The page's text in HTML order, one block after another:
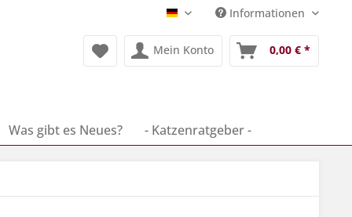
Deutsch Informationen
Mein Konto 0,00 € *
Was gibt es Neues? - Katzenratgeber -